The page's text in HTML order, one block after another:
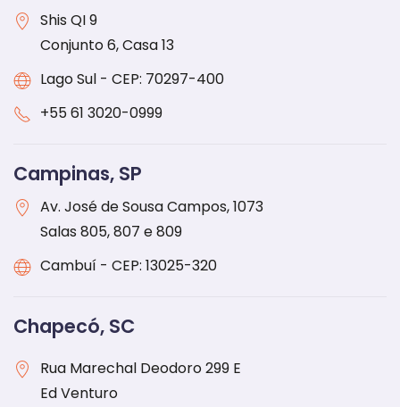
Shis QI 9
Conjunto 6, Casa 13
Lago Sul - CEP: 70297-400
+5561 3020-0999
Campinas, SP
Av. José de Sousa Campos, 1073
Salas 805, 807 e 809
Cambuí - CEP: 13025-320
Chapecó, SC
Rua Marechal Deodoro 299 E
Ed Venturo